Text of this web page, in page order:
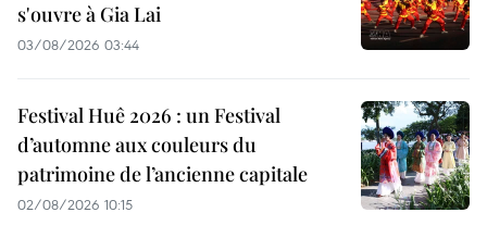
s'ouvre à Gia Lai
03/08/2026 03:44
Festival Huê 2026 : un Festival
d’automne aux couleurs du
patrimoine de l’ancienne capitale
02/08/2026 10:15